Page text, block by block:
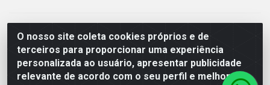
O nosso site coleta cookies próprios e de
terceiros para proporcionar uma experiência
personalizada ao usuário, apresentar publicidade
relevante de acordo com o seu perfil e melhorar a
WING DISTRIBUIDORA COMÉRCIO E LOGÍSTICA DE MATERIAL
DE CONSTRUÇÕES LTDA - AV. DA INTEGRAÇÃO, 790 -
PATRÍCIA GOMES, CAUCAIA/CE - CEP 61.604-505 - CNPJ
17.523.384/0001-20